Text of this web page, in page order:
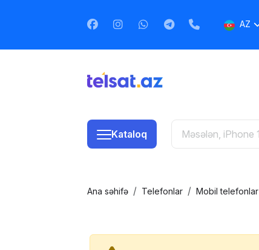
AZ
Kataloq
Ana səhifə Telefonlar Mobil telefonlar